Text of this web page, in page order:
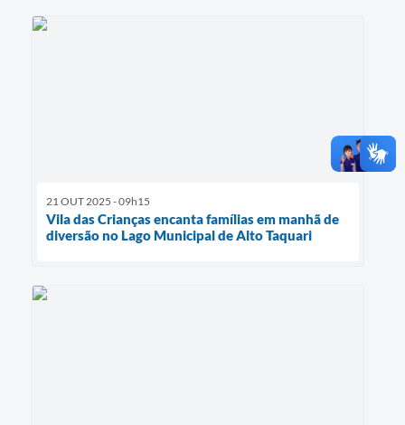
21 OUT 2025 - 09h15
Vila das Crianças encanta famílias em manhã de
diversão no Lago Municipal de Alto Taquari